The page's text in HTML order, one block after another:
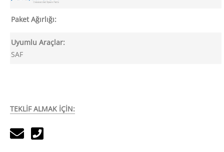
Paket Ağırlığı:
Uyumlu Araçlar:
SAF
TEKLİF ALMAK İÇİN: